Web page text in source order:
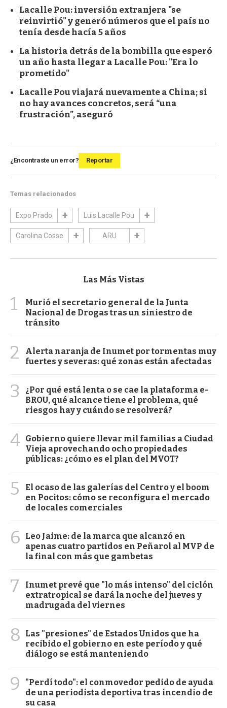
Lacalle Pou: inversión extranjera "se
reinvirtió" y generó números que el país no
tenía desde hacía 5 años
La historia detrás de la bombilla que esperó
un año hasta llegar a Lacalle Pou: "Era lo
prometido"
Lacalle Pou viajará nuevamente a China; si
no hay avances concretos, será “una
frustración”, aseguró
¿Encontraste un error? Reportar
Temas relacionados
Expo Prado Luis Lacalle Pou
Carolina Cosse ARU
Las Más Vistas
1
Murió el secretario general de la Junta
Nacional de Drogas tras un siniestro de
tránsito
2
Alerta naranja de Inumet por tormentas muy
fuertes y severas: qué zonas están afectadas
3
¿Por qué está lenta o se cae la plataforma e-
BROU, qué alcance tiene el problema, qué
riesgos hay y cuándo se resolverá?
4 Gobierno quiere llevar mil familias a Ciudad
Vieja aprovechando ocho propiedades
públicas: ¿cómo es el plan del MVOT?
5
El ocaso de las galerías del Centro y el boom
en Pocitos: cómo se reconfigura el mercado
de locales comerciales
6
Leo Jaime: de la marca que alcanzó en
apenas cuatro partidos en Peñarol al MVP de
la final con más que gambetas
7
Inumet prevé que "lo más intenso" del ciclón
extratropical se dará la noche del jueves y
madrugada del viernes
8
Las "presiones" de Estados Unidos que ha
recibido el gobierno en este período y qué
diálogo se está manteniendo
9
"Perdí todo": el conmovedor pedido de ayuda
de una periodista deportiva tras incendio de
su casa